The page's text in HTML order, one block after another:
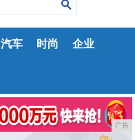
汽车 时尚 企业
广告